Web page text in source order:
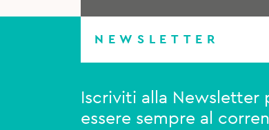
NEWSLETTER
Iscriviti alla Newsletter
essere sempre al